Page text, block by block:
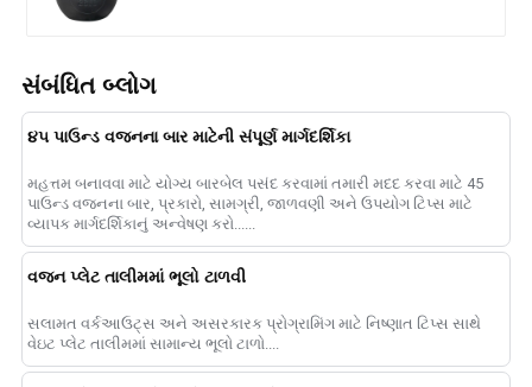
સંબંધિત બ્લોગ
​૪૫ પાઉન્ડ વજનના બાર માટેની સંપૂર્ણ માર્ગદર્શિકા
મહત્તમ બનાવવા માટે યોગ્ય બારબેલ પસંદ કરવામાં તમારી મદદ કરવા માટે 45
પાઉન્ડ વજનના બાર, પ્રકારો, સામગ્રી, જાળવણી અને ઉપયોગ ટિપ્સ માટે
વ્યાપક માર્ગદર્શિકાનું અન્વેષણ કરો......
વજન પ્લેટ તાલીમમાં ભૂલો ટાળવી
સલામત વર્કઆઉટ્સ અને અસરકારક પ્રોગ્રામિંગ માટે નિષ્ણાત ટિપ્સ સાથે
વેઇટ પ્લેટ તાલીમમાં સામાન્ય ભૂલો ટાળો....